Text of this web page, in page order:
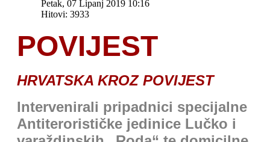
Petak, 07 Lipanj 2019 10:16
Hitovi: 3933
POVIJEST
HRVATSKA KROZ POVIJEST
Intervenirali pripadnici specijalne
Antiterorističke jedinice Lučko i